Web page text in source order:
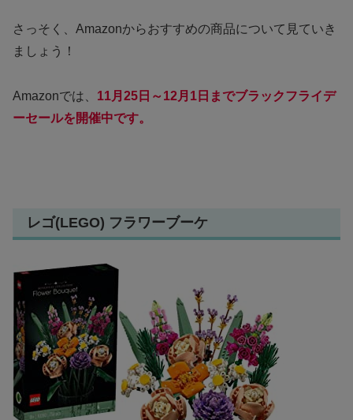
さっそく、Amazonからおすすめの商品について見ていき
ましょう！
Amazonでは、 11月25日～12月1日までブラックフライデ
ーセールを開催中です。
レゴ(LEGO) フラワーブーケ